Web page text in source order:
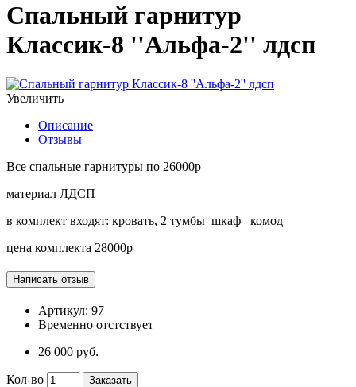
Спальный гарнитур
Классик-8 ''Альфа-2'' лдсп
Увеличить
Описание
Отзывы
Все спальные гарнитуры по 26000р
материал ЛДСП
в комплект входят: кровать, 2 тумбы шкаф комод
цена комплекта 28000р
Артикул: 97
Временно отстствует
26 000 руб.
Кол-во
Заказать